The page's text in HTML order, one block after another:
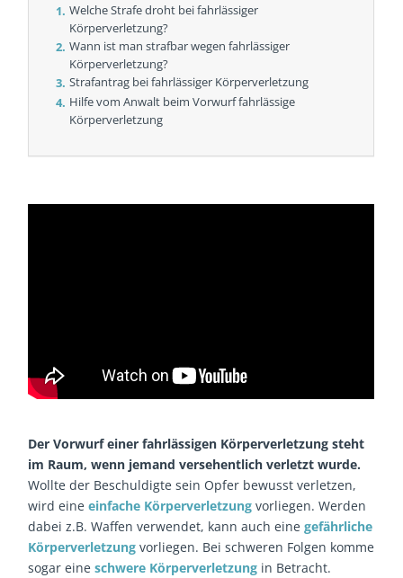
Welche Strafe droht bei fahrlässiger
Körperverletzung?
Wann ist man strafbar wegen fahrlässiger
Körperverletzung?
Strafantrag bei fahrlässiger Körperverletzung
Hilfe vom Anwalt beim Vorwurf fahrlässige
Körperverletzung
Der Vorwurf einer fahrlässigen Körperverletzung steht
im Raum, wenn jemand versehentlich verletzt wurde.
Wollte der Beschuldigte sein Opfer bewusst verletzen,
wird eineeinfache Körperverletzung vorliegen. Werden
dabei z.B. Waffen verwendet, kann auch einegefährliche
Körperverletzung vorliegen. Bei schweren Folgen komme
sogar eineschwere Körperverletzung in Betracht.